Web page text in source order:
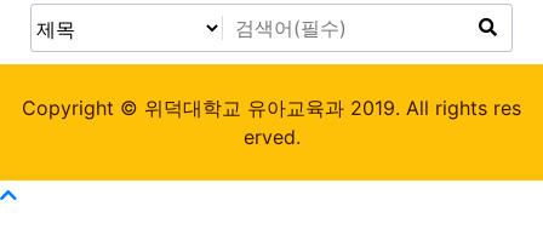
Copyright © 위덕대학교 유아교육과 2019. All rights res
erved.